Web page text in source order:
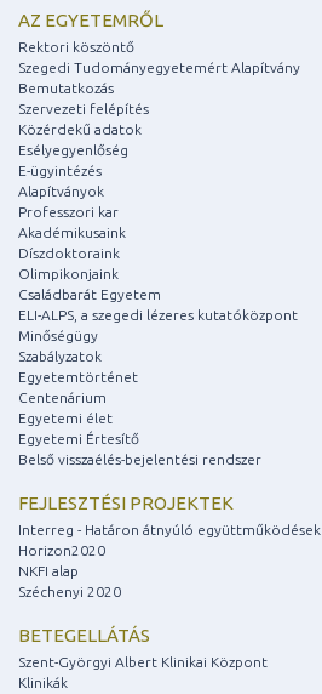
AZ EGYETEMRŐL
Rektori köszöntő
Szegedi Tudományegyetemért Alapítvány
Bemutatkozás
Szervezeti felépítés
Közérdekű adatok
Esélyegyenlőség
E-ügyintézés
Alapítványok
Professzori kar
Akadémikusaink
Díszdoktoraink
Olimpikonjaink
Családbarát Egyetem
ELI-ALPS, a szegedi lézeres kutatóközpont
Minőségügy
Szabályzatok
Egyetemtörténet
Centenárium
Egyetemi élet
Egyetemi Értesítő
Belső visszaélés-bejelentési rendszer
FEJLESZTÉSI PROJEKTEK
Interreg - Határon átnyúló együttműködések
Horizon2020
NKFI alap
Széchenyi 2020
BETEGELLÁTÁS
Szent-Györgyi Albert Klinikai Központ
Klinikák